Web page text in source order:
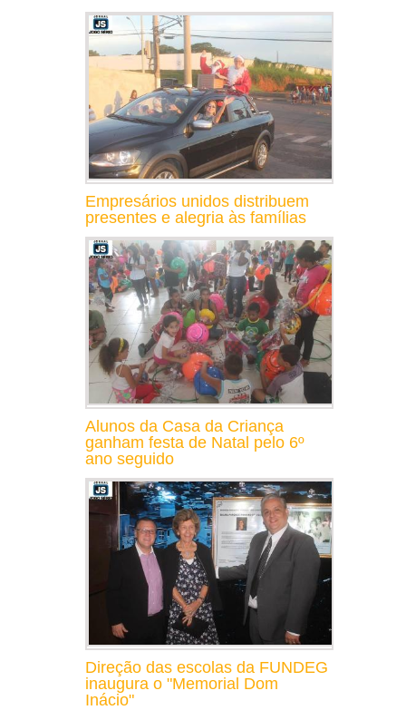
Empresários unidos distribuem
presentes e alegria às famílias
Alunos da Casa da Criança
ganham festa de Natal pelo 6º
ano seguido
Direção das escolas da FUNDEG
inaugura o "Memorial Dom
Inácio"